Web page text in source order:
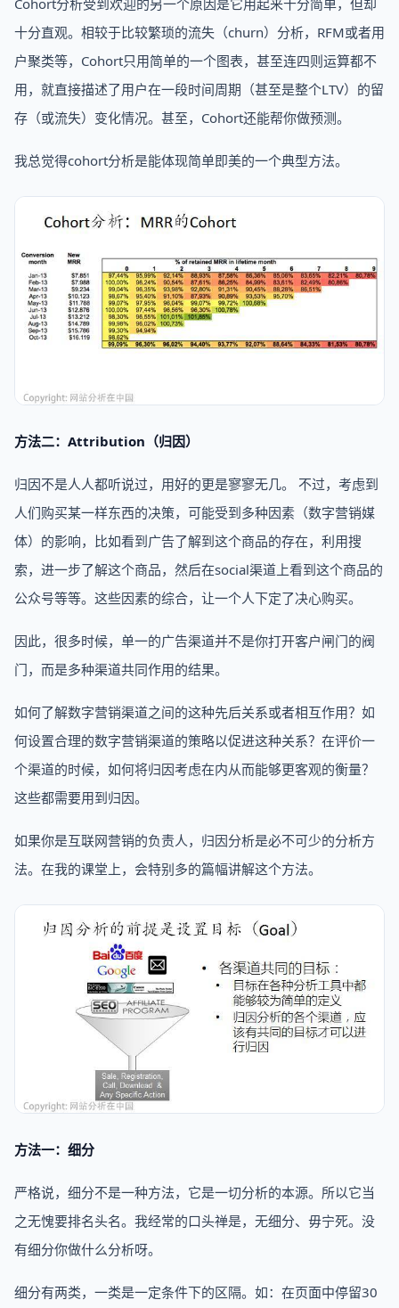
Cohort分析受到欢迎的另一个原因是它用起来十分简单，但却
十分直观。相较于比较繁琐的流失（churn）分析，RFM或者用
户聚类等，Cohort只用简单的一个图表，甚至连四则运算都不
用，就直接描述了用户在一段时间周期（甚至是整个LTV）的留
存（或流失）变化情况。甚至，Cohort还能帮你做预测。
我总觉得cohort分析是能体现简单即美的一个典型方法。
方法二：Attribution（归因）
归因不是人人都听说过，用好的更是寥寥无几。 不过，考虑到
人们购买某一样东西的决策，可能受到多种因素（数字营销媒
体）的影响，比如看到广告了解到这个商品的存在，利用搜
索，进一步了解这个商品，然后在social渠道上看到这个商品的
公众号等等。这些因素的综合，让一个人下定了决心购买。
因此，很多时候，单一的广告渠道并不是你打开客户闸门的阀
门，而是多种渠道共同作用的结果。
如何了解数字营销渠道之间的这种先后关系或者相互作用？如
何设置合理的数字营销渠道的策略以促进这种关系？在评价一
个渠道的时候，如何将归因考虑在内从而能够更客观的衡量？
这些都需要用到归因。
如果你是互联网营销的负责人，归因分析是必不可少的分析方
法。在我的课堂上，会特别多的篇幅讲解这个方法。
方法一：细分
严格说，细分不是一种方法，它是一切分析的本源。所以它当
之无愧要排名头名。我经常的口头禅是，无细分、毋宁死。没
有细分你做什么分析呀。
细分有两类，一类是一定条件下的区隔。如：在页面中停留30